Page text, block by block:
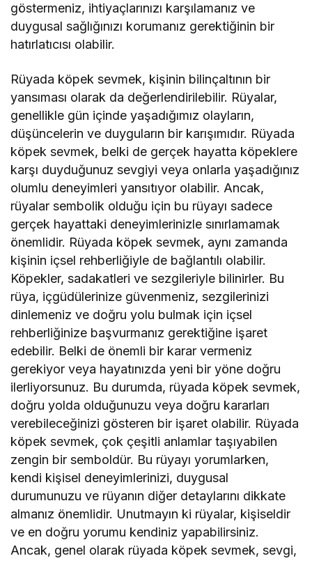
göstermeniz, ihtiyaçlarınızı karşılamanız ve
duygusal sağlığınızı korumanız gerektiğinin bir
hatırlatıcısı olabilir.
Rüyada köpek sevmek, kişinin bilinçaltının bir
yansıması olarak da değerlendirilebilir. Rüyalar,
genellikle gün içinde yaşadığımız olayların,
düşüncelerin ve duyguların bir karışımıdır. Rüyada
köpek sevmek, belki de gerçek hayatta köpeklere
karşı duyduğunuz sevgiyi veya onlarla yaşadığınız
olumlu deneyimleri yansıtıyor olabilir. Ancak,
rüyalar sembolik olduğu için bu rüyayı sadece
gerçek hayattaki deneyimlerinizle sınırlamamak
önemlidir. Rüyada köpek sevmek, aynı zamanda
kişinin içsel rehberliğiyle de bağlantılı olabilir.
Köpekler, sadakatleri ve sezgileriyle bilinirler. Bu
rüya, içgüdülerinize güvenmeniz, sezgilerinizi
dinlemeniz ve doğru yolu bulmak için içsel
rehberliğinize başvurmanız gerektiğine işaret
edebilir. Belki de önemli bir karar vermeniz
gerekiyor veya hayatınızda yeni bir yöne doğru
ilerliyorsunuz. Bu durumda, rüyada köpek sevmek,
doğru yolda olduğunuzu veya doğru kararları
verebileceğinizi gösteren bir işaret olabilir. Rüyada
köpek sevmek, çok çeşitli anlamlar taşıyabilen
zengin bir semboldür. Bu rüyayı yorumlarken,
kendi kişisel deneyimlerinizi, duygusal
durumunuzu ve rüyanın diğer detaylarını dikkate
almanız önemlidir. Unutmayın ki rüyalar, kişiseldir
ve en doğru yorumu kendiniz yapabilirsiniz.
Ancak, genel olarak rüyada köpek sevmek, sevgi,